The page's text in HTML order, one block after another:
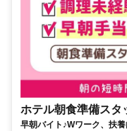
ホテル朝食準備スタ
早朝バイト♪Wワーク、扶